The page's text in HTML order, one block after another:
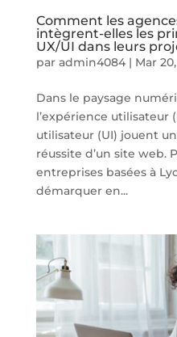
Comment les
intègrent-elles les
UX/UI dans leurs
par admin4084| Mar
Dans le paysage
l’expérience utilisateur
utilisateur (UI) jouent
réussite d’un site web.
entreprises basées à
démarquer en...